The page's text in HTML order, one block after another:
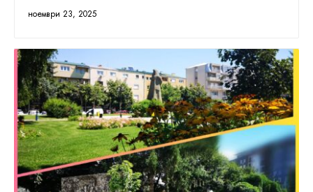
ноември 23, 2025